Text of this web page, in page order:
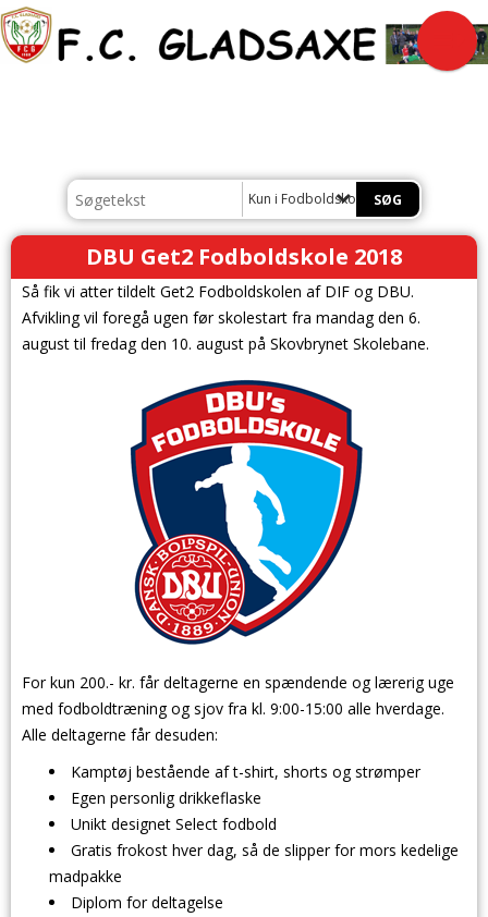
Kun i Fodboldskole
DBU Get2 Fodboldskole 2018
Så fik vi atter tildelt Get2 Fodboldskolen af DIF og DBU.
Afvikling vil foregå ugen før skolestart fra mandag den 6.
august til fredag den 10. august på Skovbrynet Skolebane.
For kun 200.- kr. får deltagerne en spændende og lærerig uge
med fodboldtræning og sjov fra kl. 9:00-15:00 alle hverdage.
Alle deltagerne får desuden:
Kamptøj bestående af t-shirt, shorts og strømper
Egen personlig drikkeflaske
Unikt designet Select fodbold
Gratis frokost hver dag, så de slipper for mors kedelige
madpakke
Diplom for deltagelse